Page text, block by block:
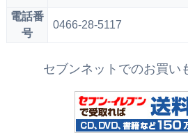
電話番
号
0466-28-5117
セブンネットでのお買い